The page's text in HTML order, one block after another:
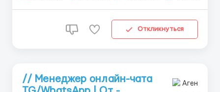
Откликнуться
// Менеджер онлайн-чата